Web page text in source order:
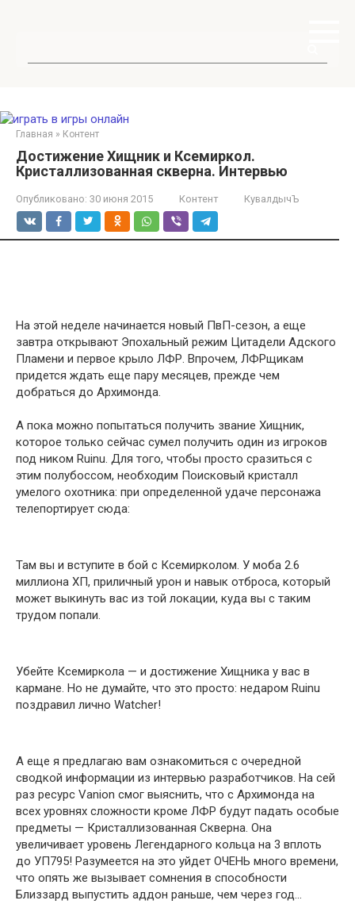
Главная » Контент
Достижение Хищник и Ксемиркол.
Кристаллизованная скверна. Интервью
Опубликовано: 30 июня 2015 Контент КувалдычЪ
На этой неделе начинается новый ПвП-сезон, а еще
завтра открывают Эпохальный режим Цитадели Адского
Пламени и первое крыло ЛФР. Впрочем, ЛФРщикам
придется ждать еще пару месяцев, прежде чем
добраться до Архимонда.
А пока можно попытаться получить звание Хищник,
которое только сейчас сумел получить один из игроков
под ником Ruinu. Для того, чтобы просто сразиться с
этим полубоссом, необходим Поисковый кристалл
умелого охотника: при определенной удаче персонажа
телепортирует сюда:
Там вы и вступите в бой с Ксемирколом. У моба 2.6
миллиона ХП, приличный урон и навык отброса, который
может выкинуть вас из той локации, куда вы с таким
трудом попали.
Убейте Ксемиркола — и достижение Хищника у вас в
кармане. Но не думайте, что это просто: недаром Ruinu
поздравил лично Watcher!
А еще я предлагаю вам ознакомиться с очередной
сводкой информации из интервью разработчиков. На сей
раз ресурс Vanion смог выяснить, что с Архимонда на
всех уровнях сложности кроме ЛФР будут падать особые
предметы — Кристаллизованная Скверна. Она
увеличивает уровень Легендарного кольца на 3 вплоть
до УП795! Разумеется на это уйдет ОЧЕНЬ много времени,
что опять же вызывает сомнения в способности
Близзард выпустить аддон раньше, чем через год…